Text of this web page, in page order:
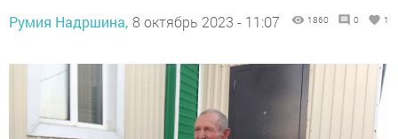
Румия Надршина, 8 октябрь 2023 - 11:07 1860 0 1